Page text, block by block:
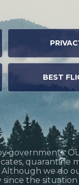
BEST
governments.
quarantine
Although we do
the situation